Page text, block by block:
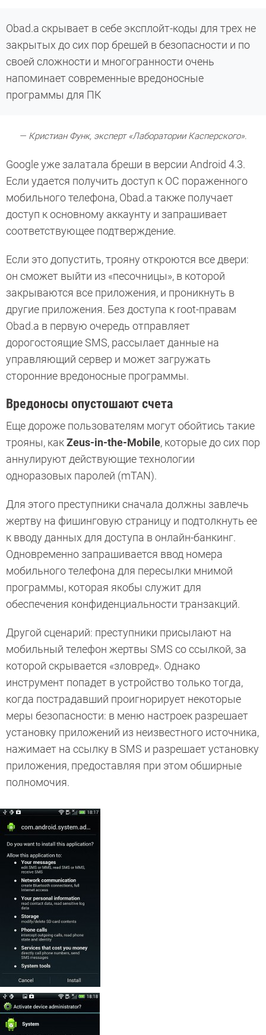
Obad.a скрывает в себе эксплойт-коды для трех не
закрытых до сих пор брешей в безопасности и по
своей сложности и многогранности очень
напоминает современные вредоносные
программы для ПК
— Кристиан Функ, эксперт «Лаборатории Касперского».
Google уже залатала бреши в версии Android 4.3.
Если удается получить доступ к ОС пораженного
мобильного телефона, Obad.a также получает
доступ к основному аккаунту и запрашивает
соответствующее подтверждение.
Если это допустить, трояну откроются все двери:
он сможет выйти из «песочницы», в которой
закрываются все приложения, и проникнуть в
другие приложения. Без доступа к root-правам
Obad.a в первую очередь отправляет
дорогостоящие SMS, рассылает данные на
управляющий сервер и может загружать
сторонние вредоносные программы.
Вредоносы опустошают счета
Еще дороже пользователям могут обойтись такие
трояны, какZeus-in-the-Mobile, которые до сих пор
аннулируют действующие технологии
одноразовых паролей (mTAN).
Для этого преступники сначала должны завлечь
жертву на фишинговую страницу и подтолкнуть ее
к вводу данных для доступа в онлайн-банкинг.
Одновременно запрашивается ввод номера
мобильного телефона для пересылки мнимой
программы, которая якобы служит для
обеспечения конфиденциальности транзакций.
Другой сценарий: преступники присылают на
мобильный телефон жертвы SMS со ссылкой, за
которой скрывается «зловред». Однако
инструмент попадет в устройство только тогда,
когда пострадавший проигнорирует некоторые
меры безопасности: в меню настроек разрешает
установку приложений из неизвестного источника,
нажимает на ссылку в SMS и разрешает установку
приложения, предоставляя при этом обширные
полномочия.